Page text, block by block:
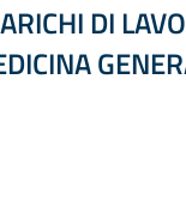
DI